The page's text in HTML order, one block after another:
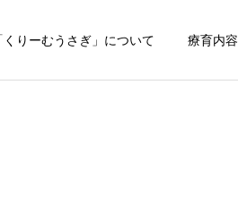
くりーむうさぎ」について 療育内容